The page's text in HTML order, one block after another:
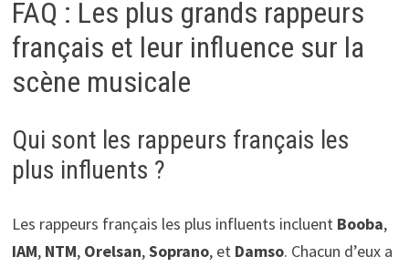
FAQ : Les plus grands rappeurs
français et leur influence sur la
scène musicale
Qui sont les rappeurs français les
plus influents ?
Les rappeurs français les plus influents incluent Booba,
IAM, NTM, Orelsan,Soprano, et Damso. Chacun d’eux a